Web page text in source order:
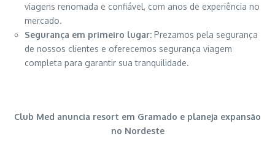
viagens renomada e confiável, com anos de experiência no
mercado.
Segurança em primeiro lugar: Prezamos pela segurança
de nossos clientes e oferecemos segurança viagem
completa para garantir sua tranquilidade.
Club Med anuncia resort em Gramado e planeja expansão
no Nordeste